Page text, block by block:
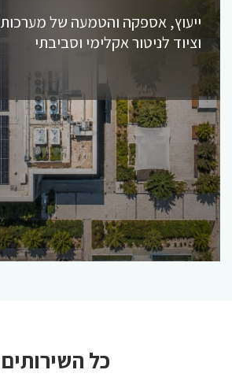
ייעוץ, אספקה והטמעה של מערכות
וציוד לניטור אקלימי וסביבתי
כל השירותים